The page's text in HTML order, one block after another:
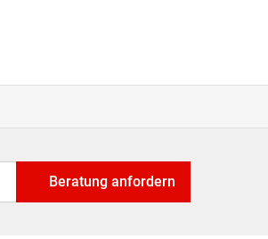
Beratung anfordern